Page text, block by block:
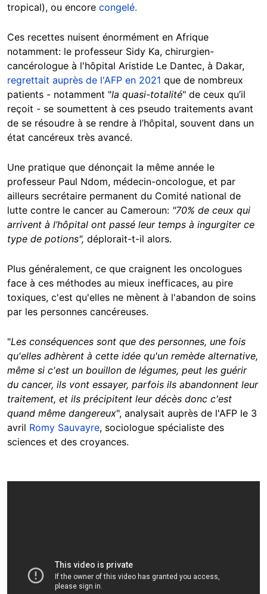
tropical), ou encore congelé.
Ces recettes nuisent énormément en Afrique
notamment: le professeur Sidy Ka, chirurgien-
cancérologue à l'hôpital Aristide Le Dantec, à Dakar,
regrettait auprès de l'AFP en 2021 que de nombreux
patients - notamment "la quasi-totalité" de ceux qu’il
reçoit - se soumettent à ces pseudo traitements avant
de se résoudre à se rendre à l’hôpital, souvent dans un
état cancéreux très avancé.
Une pratique que dénonçait la même année le
professeur Paul Ndom, médecin-oncologue, et par
ailleurs secrétaire permanent du Comité national de
lutte contre le cancer au Cameroun: "70% de ceux qui
arrivent à l’hôpital ont passé leur temps à ingurgiter ce
type de potions", déplorait-t-il alors.
Plus généralement, ce que craignent les oncologues
face à ces méthodes au mieux inefficaces, au pire
toxiques, c'est qu'elles ne mènent à l'abandon de soins
par les personnes cancéreuses.
"Les conséquences sont que des personnes, une fois
qu'elles adhèrent à cette idée qu'un remède alternative,
même si c'est un bouillon de légumes, peut les guérir
du cancer, ils vont essayer, parfois ils abandonnent leur
traitement, et ils précipitent leur décès donc c'est
quand même dangereux", analysait auprès de l'AFP le 3
avril Romy Sauvayre, sociologue spécialiste des
sciences et des croyances.